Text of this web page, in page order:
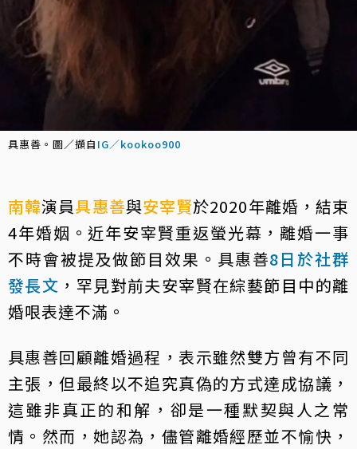
具惠善。圖／擷自 IG／kookoo900
南韓演員具惠善與安宰賢於2020年離婚，結束
4年婚姻。近年安宰賢重返螢光幕，離婚一事
不時會被提及做節目效果。具惠善8日於社群
發長文 ，罕見對前夫安宰賢在綜藝節目中的離
婚哏表達不滿。
具惠善回顧離婚過程，表示雖然雙方曾有不同
主張，但最終以不追究真偽的方式達成協議，
這雖非真正的和解，卻是一種默契與人之常
情。然而，她認為，儘管離婚經歷並不愉快，